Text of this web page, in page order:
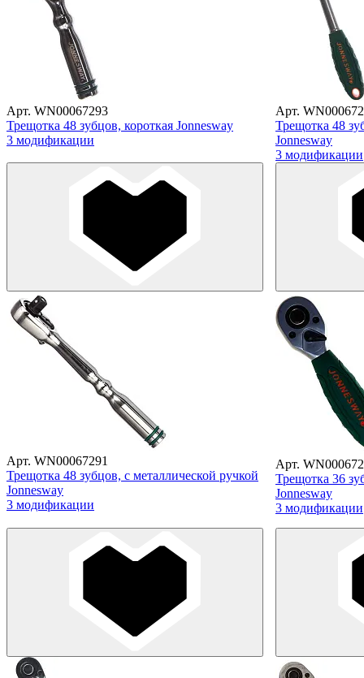
Арт. WN00067293
Трещотка 48 зубцов, короткая Jonnesway
3 модификации
Арт.
Трещотка 48
Jonnesway
3 модификации
Арт. WN00067291
Трещотка 48 зубцов, с металлической ручкой
Jonnesway
3 модификации
Арт.
Трещотка 36
Jonnesway
3 модификации